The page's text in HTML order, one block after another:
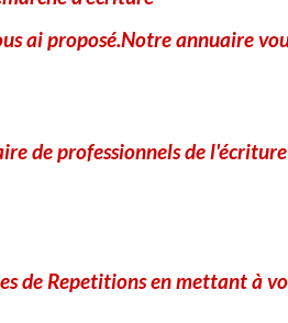
ai proposé.Notre annuaire
de professionnels de l'écriture
de Repetitions en mettant à